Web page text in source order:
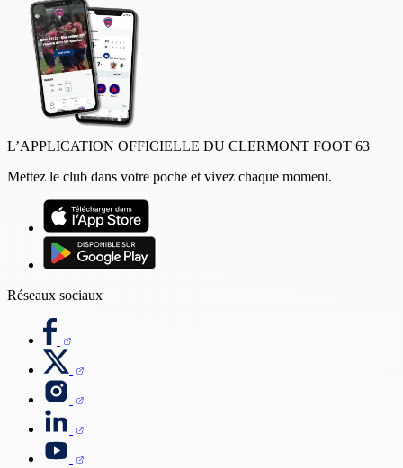
L’APPLICATION OFFICIELLE DU CLERMONT FOOT 63
Mettez le club dans votre poche et vivez chaque moment.
Réseaux sociaux